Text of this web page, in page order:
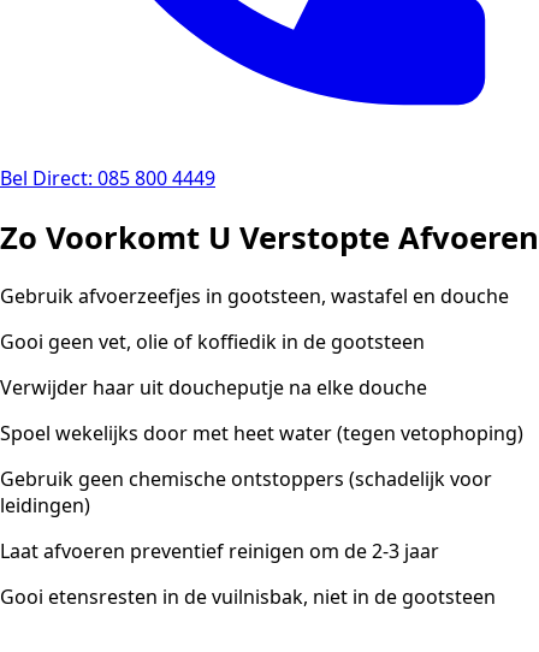
Bel Direct: 085 800 4449
Zo Voorkomt U Verstopte Afvoeren
Gebruik afvoerzeefjes in gootsteen, wastafel en douche
Gooi geen vet, olie of koffiedik in de gootsteen
Verwijder haar uit doucheputje na elke douche
Spoel wekelijks door met heet water (tegen vetophoping)
Gebruik geen chemische ontstoppers (schadelijk voor
leidingen)
Laat afvoeren preventief reinigen om de 2-3 jaar
Gooi etensresten in de vuilnisbak, niet in de gootsteen